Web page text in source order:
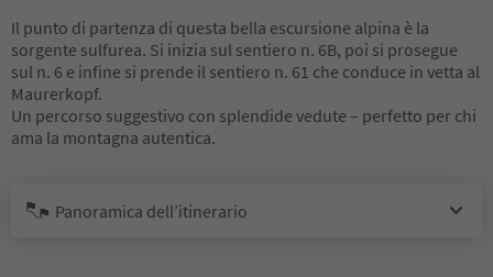
Il punto di partenza di questa bella escursione alpina è la
sorgente sulfurea. Si inizia sul sentiero n. 6B, poi si prosegue
sul n. 6 e infine si prende il sentiero n. 61 che conduce in vetta al
Maurerkopf.
Un percorso suggestivo con splendide vedute – perfetto per chi
ama la montagna autentica.
Panoramica dell’itinerario